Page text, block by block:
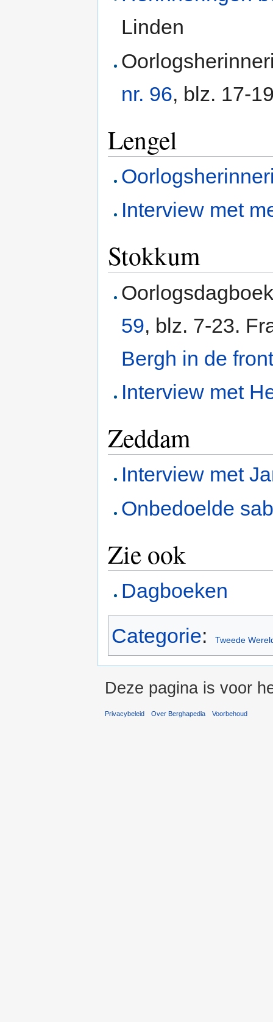
Linden
nr. 96, blz. 17-
Lengel
Interview met
Stokkum
59, blz. 7-23.
Bergh in de
Interview met
Zeddam
Interview met
Onbedoelde
Zie ook
Dagboeken
Categorie: Tweede
Deze pagina is voor
Privacybeleid Over Berghapedia Voorbehoud